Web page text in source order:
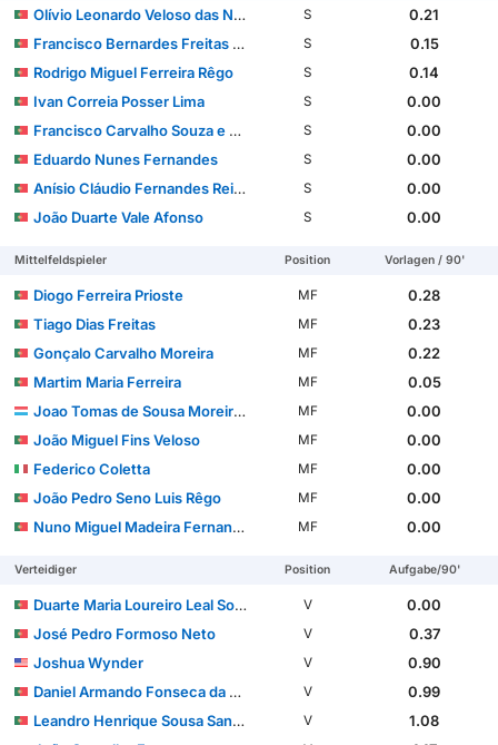
Olívio Leonardo Veloso das Neves Tomé
S
0.21
Francisco Bernardes Freitas Neto
S
0.15
Rodrigo Miguel Ferreira Rêgo
S
0.14
Ivan Correia Posser Lima
S
0.00
Francisco Carvalho Souza e Silva
S
0.00
Eduardo Nunes Fernandes
S
0.00
Anísio Cláudio Fernandes Reis Cabral
S
0.00
João Duarte Vale Afonso
S 0.00
Mittelfeldspieler Position Vorlagen / 90'
Diogo Ferreira Prioste MF
0.28
Tiago Dias Freitas
MF
0.23
Gonçalo Carvalho Moreira
MF
0.22
Martim Maria Ferreira
MF
0.05
Joao Tomas de Sousa Moreira Cruz
MF
0.00
João Miguel Fins Veloso
MF
0.00
Federico Coletta
MF
0.00
João Pedro Seno Luis Rêgo
MF
0.00
Nuno Miguel Madeira Fernandes Félix
MF 0.00
Verteidiger Position Aufgabe/90'
Duarte Maria Loureiro Leal Soares V
0.00
José Pedro Formoso Neto
V
0.37
Joshua Wynder
V
0.90
Daniel Armando Fonseca da Silva Banjaqui
V
0.99
Leandro Henrique Sousa Santos
V
1.08